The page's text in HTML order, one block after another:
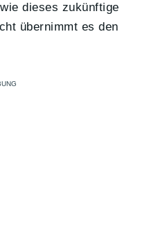
dieses zukünftige
übernimmt es den